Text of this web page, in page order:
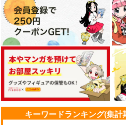
キーワードランキング(集